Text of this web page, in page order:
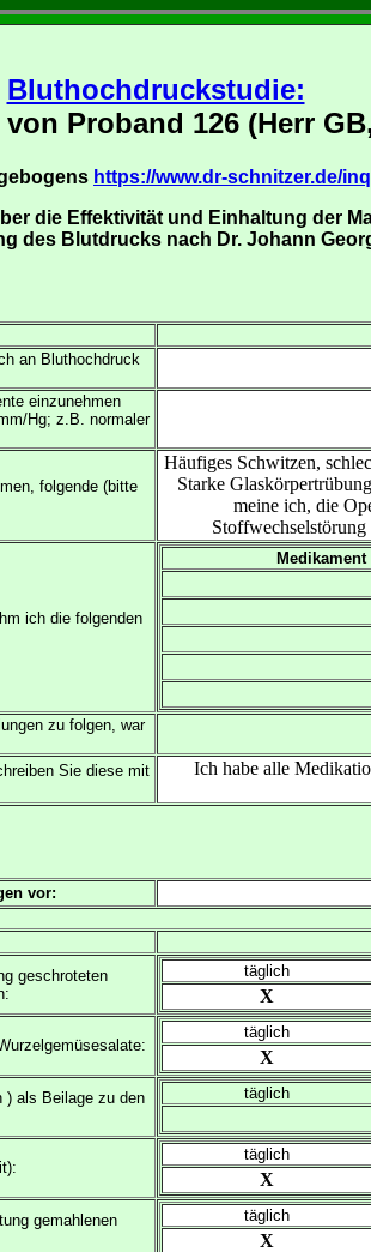
Bluthochdruckstudie:
Proband 126 (Herr
https://www.dr-schnitzer.de/
die Effektivität und Einhaltung der
des Blutdrucks nach Dr. Johann
an Bluthochdruck
einzunehmen
Hg; z.B. normaler
folgende (bitte
Häufiges Schwitzen,
Starke
meine ich, die
ich die folgenden
Medikament
zu folgen, war
Sie diese mit
Ich habe alle
vor:
geschroteten
täglich
X
täglich
X
) als Beilage zu den
täglich
täglich
X
gemahlenen
täglich
X